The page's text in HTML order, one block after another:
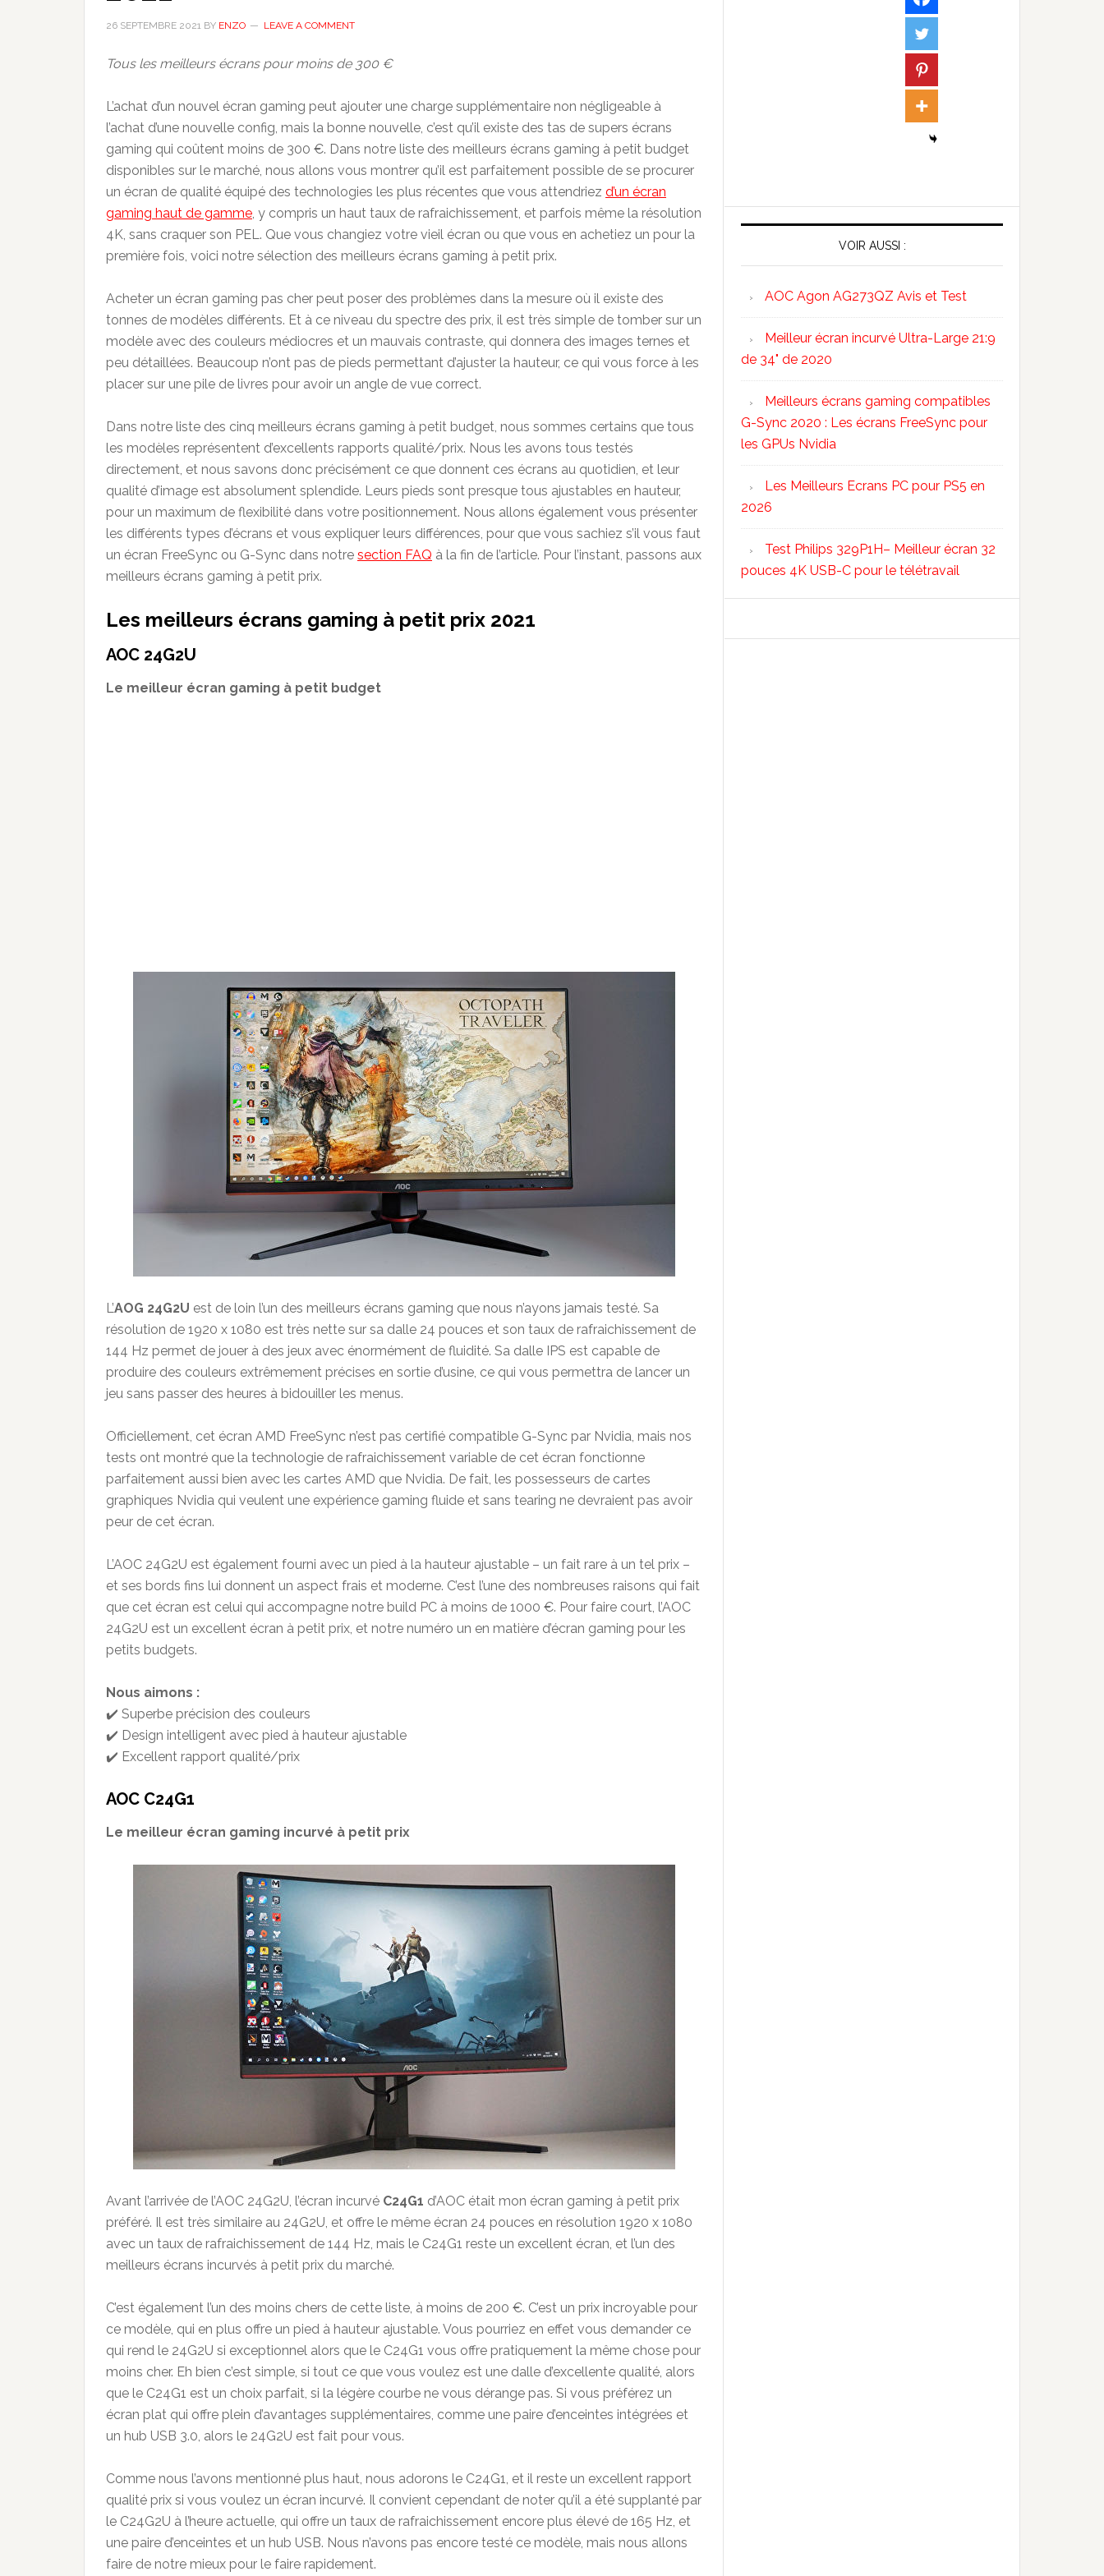
26 SEPTEMBRE 2021 BY ENZO LEAVE A COMMENT
Tous les meilleurs écrans pour moins de 300 €
L’achat d’un nouvel écran gaming peut ajouter une charge supplémentaire non négligeable à
l’achat d’une nouvelle config, mais la bonne nouvelle, c’est qu’il existe des tas de supers écrans
gaming qui coûtent moins de 300 €. Dans notre liste des meilleurs écrans gaming à petit budget
disponibles sur le marché, nous allons vous montrer qu’il est parfaitement possible de se procurer
un écran de qualité équipé des technologies les plus récentes que vous attendriez d’un écran
gaming haut de gamme, y compris un haut taux de rafraichissement, et parfois même la résolution
4K, sans craquer son PEL. Que vous changiez votre vieil écran ou que vous en achetiez un pour la
première fois, voici notre sélection des meilleurs écrans gaming à petit prix.
Acheter un écran gaming pas cher peut poser des problèmes dans la mesure où il existe des
tonnes de modèles différents. Et à ce niveau du spectre des prix, il est très simple de tomber sur un
modèle avec des couleurs médiocres et un mauvais contraste, qui donnera des images ternes et
peu détaillées. Beaucoup n’ont pas de pieds permettant d’ajuster la hauteur, ce qui vous force à les
placer sur une pile de livres pour avoir un angle de vue correct.
Dans notre liste des cinq meilleurs écrans gaming à petit budget, nous sommes certains que tous
les modèles représentent d’excellents rapports qualité/prix. Nous les avons tous testés
directement, et nous savons donc précisément ce que donnent ces écrans au quotidien, et leur
qualité d’image est absolument splendide. Leurs pieds sont presque tous ajustables en hauteur,
pour un maximum de flexibilité dans votre positionnement. Nous allons également vous présenter
les différents types d’écrans et vous expliquer leurs différences, pour que vous sachiez s’il vous faut
un écran FreeSync ou G-Sync dans notre section FAQ à la fin de l’article. Pour l’instant, passons aux
meilleurs écrans gaming à petit prix.
Les meilleurs écrans gaming à petit prix 2021
AOC 24G2U
Le meilleur écran gaming à petit budget
L’AOG 24G2U est de loin l’un des meilleurs écrans gaming que nous n’ayons jamais testé. Sa
résolution de 1920 x 1080 est très nette sur sa dalle 24 pouces et son taux de rafraichissement de
144 Hz permet de jouer à des jeux avec énormément de fluidité. Sa dalle IPS est capable de
produire des couleurs extrêmement précises en sortie d’usine, ce qui vous permettra de lancer un
jeu sans passer des heures à bidouiller les menus.
Officiellement, cet écran AMD FreeSync n’est pas certifié compatible G-Sync par Nvidia, mais nos
tests ont montré que la technologie de rafraichissement variable de cet écran fonctionne
parfaitement aussi bien avec les cartes AMD que Nvidia. De fait, les possesseurs de cartes
graphiques Nvidia qui veulent une expérience gaming fluide et sans tearing ne devraient pas avoir
peur de cet écran.
L’AOC 24G2U est également fourni avec un pied à la hauteur ajustable – un fait rare à un tel prix –
et ses bords fins lui donnent un aspect frais et moderne. C’est l’une des nombreuses raisons qui fait
que cet écran est celui qui accompagne notre build PC à moins de 1000 €. Pour faire court, l’AOC
24G2U est un excellent écran à petit prix, et notre numéro un en matière d’écran gaming pour les
petits budgets.
Nous aimons :
✔️ Superbe précision des couleurs
✔️ Design intelligent avec pied à hauteur ajustable
✔️ Excellent rapport qualité/prix
AOC C24G1
Le meilleur écran gaming incurvé à petit prix
Avant l’arrivée de l’AOC 24G2U, l’écran incurvé C24G1 d’AOC était mon écran gaming à petit prix
préféré. Il est très similaire au 24G2U, et offre le même écran 24 pouces en résolution 1920 x 1080
avec un taux de rafraichissement de 144 Hz, mais le C24G1 reste un excellent écran, et l’un des
meilleurs écrans incurvés à petit prix du marché.
C’est également l’un des moins chers de cette liste, à moins de 200 €. C’est un prix incroyable pour
ce modèle, qui en plus offre un pied à hauteur ajustable. Vous pourriez en effet vous demander ce
qui rend le 24G2U si exceptionnel alors que le C24G1 vous offre pratiquement la même chose pour
moins cher. Eh bien c’est simple, si tout ce que vous voulez est une dalle d’excellente qualité, alors
que le C24G1 est un choix parfait, si la légère courbe ne vous dérange pas. Si vous préférez un
écran plat qui offre plein d’avantages supplémentaires, comme une paire d’enceintes intégrées et
un hub USB 3.0, alors le 24G2U est fait pour vous.
Comme nous l’avons mentionné plus haut, nous adorons le C24G1, et il reste un excellent rapport
qualité prix si vous voulez un écran incurvé. Il convient cependant de noter qu’il a été supplanté par
le C24G2U à l’heure actuelle, qui offre un taux de rafraichissement encore plus élevé de 165 Hz, et
une paire d’enceintes et un hub USB. Nous n’avons pas encore testé ce modèle, mais nous allons
faire de notre mieux pour le faire rapidement.
VOIR AUSSI :
AOC Agon AG273QZ Avis et Test
Meilleur écran incurvé Ultra-Large 21:9
de 34" de 2020
Meilleurs écrans gaming compatibles
G-Sync 2020 : Les écrans FreeSync pour
les GPUs Nvidia
Les Meilleurs Ecrans PC pour PS5 en
2026
Test Philips 329P1H– Meilleur écran 32
pouces 4K USB-C pour le télétravail